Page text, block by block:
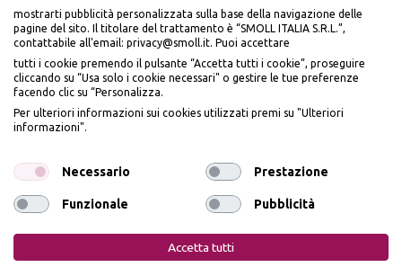
Accettiamo
PiùMe è un marchio di PiùMe s.r.l. con sede legale in via
Aurelio Lampredi, n. 81 - 57121 Livorno (LI) - P.IVA
Privacy Policy Cookie Policy
mostrarti pubblicità personalizzata sulla base della navigazione delle
pagine del sito. Il titolare del trattamento è “SMOLL ITALIA S.R.L.”,
contattabile all'email: privacy@smoll.it. Puoi accettare
tutti i cookie premendo il pulsante “Accetta tutti i cookie”, proseguire
cliccando su “Usa solo i cookie necessari" o gestire le tue preferenze
facendo clic su “Personalizza.
Per ulteriori informazioni sui cookies utilizzati premi su "Ulteriori
informazioni".
Necessario Prestazione
Funzionale Pubblicità
Accetta tutti
BENVENUTO DA
PIÙME
IL10% DI SCONTO
dell’art. 13 del Reg UE 2016/679 e presto il mio consenso a ricevere email
promozionali. In qualsiasi momento è possibile revocare il consenso